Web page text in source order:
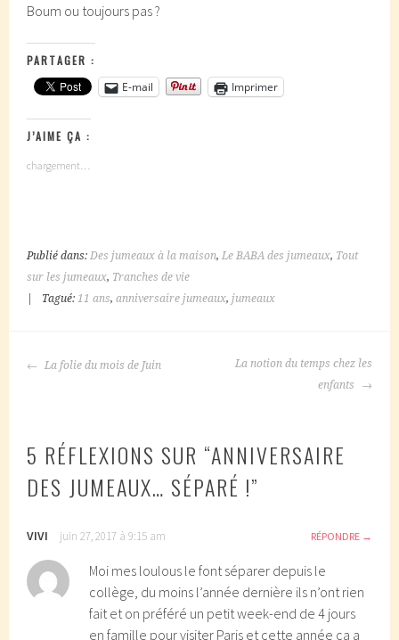
Boum ou toujours pas ?
PARTAGER :
E-mail
Imprimer
J’AIME ÇA :
chargement…
Publié dans:Des jumeaux à la maison,Le BABA des jumeaux, Tout
sur les jumeaux, Tranches de vie
Tagué:11 ans,anniversaire jumeaux,jumeaux
NAVIGATION
La folie du mois de Juin
La notion du temps chez les
enfants
5 RÉFLEXIONS SUR “ANNIVERSAIRE
DES JUMEAUX… SÉPARÉ !”
VIVI juin 27, 2017 à 9:15 am RÉPONDRE
Moi mes loulous le font séparer depuis le
collège, du moins l’année dernière ils n’ont rien
fait et on préféré un petit week-end de 4 jours
en famille pour visiter Paris et cette année ca a